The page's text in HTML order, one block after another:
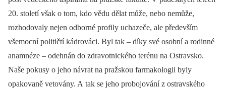
20. století však o tom, kdo vědu dělat může, nebo nemůže,
rozhodovaly nejen odborné profily uchazeče, ale především
všemocní političtí kádrováci. Byl tak –⁠ díky své osobní a rodinné
anamnéze –⁠ odehnán do zdravotnického terénu na Ostravsko.
Naše pokusy o jeho návrat na pražskou farmakologii byly
opakovaně vetovány. A tak se jeho probojování z ostravského